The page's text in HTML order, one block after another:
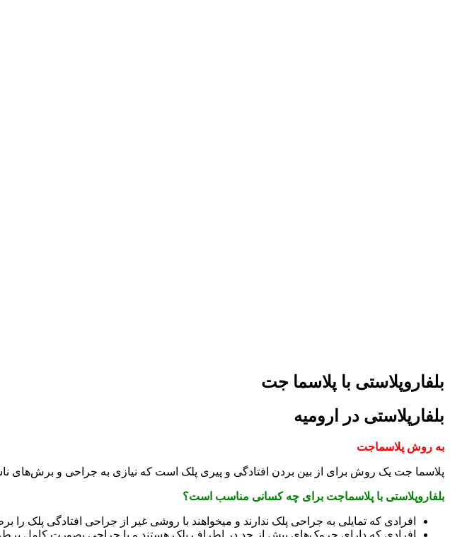
بلفاروپلاستی با پلاسما جت
بلفارپلاستی در ارومیه
به روش پلاسماجت
پلاسما جت یک روش برای از بین بردن افتادگی و پیری پلک است که نیازی به جراحی و برش‌های
بلفاروپلاستی با پلاسماجت برای چه کسانی مناسب است؟
افرادی که تمایلی به جراحی پلک ندارند و میخواهند با روشی غیر از جراحی افتادگی پلک را
افرادی که دارای چروک‌های بیش از حد در اطراف پلک هستند و با جراحی بصورت کامل